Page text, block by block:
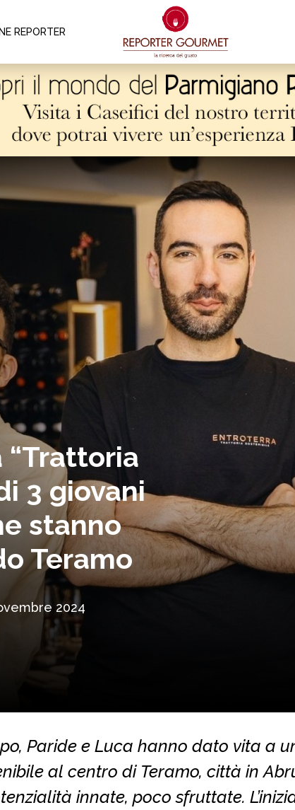
REPORTER
“Trattoria
3 giovani
stanno
Teramo
2024
Paride e Luca hanno dato vita a
al centro di Teramo, città in
innate, poco sfruttate.